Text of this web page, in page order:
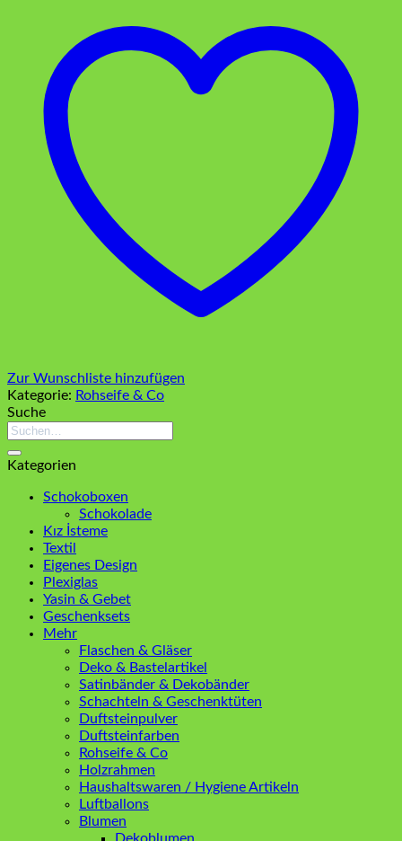
Zur Wunschliste hinzufügen
Kategorie: Rohseife & Co
Suche
Suchen
Kategorien
Schokoboxen
Schokolade
Kız İsteme
Textil
Eigenes Design
Plexiglas
Yasin & Gebet
Geschenksets
Mehr
Flaschen & Gläser
Deko & Bastelartikel
Satinbänder & Dekobänder
Schachteln & Geschenktüten
Duftsteinpulver
Duftsteinfarben
Rohseife & Co
Holzrahmen
Haushaltswaren / Hygiene Artikeln
Luftballons
Blumen